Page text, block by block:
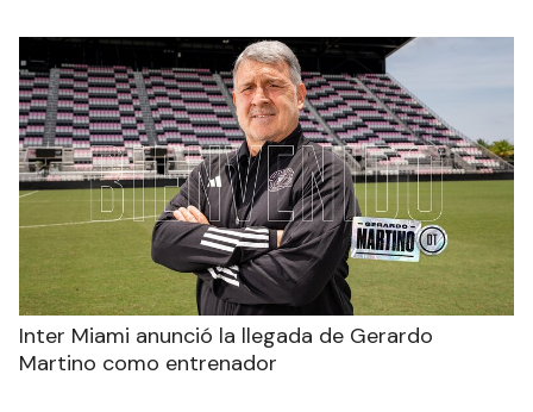
Inter Miami anunció la llegada de Gerardo
Martino como entrenador